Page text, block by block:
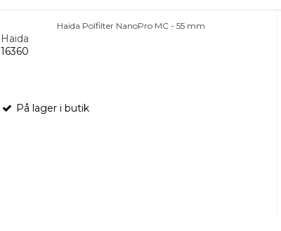
Haida Polfilter NanoPro MC - 55 mm
Haida
16360
På lager i butik